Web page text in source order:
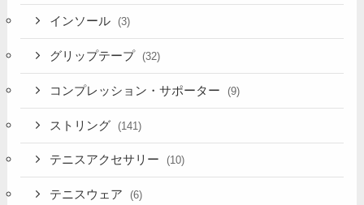
インソール (3)
グリップテープ (32)
コンプレッション・サポーター (9)
ストリング (141)
テニスアクセサリー (10)
テニスウェア (6)